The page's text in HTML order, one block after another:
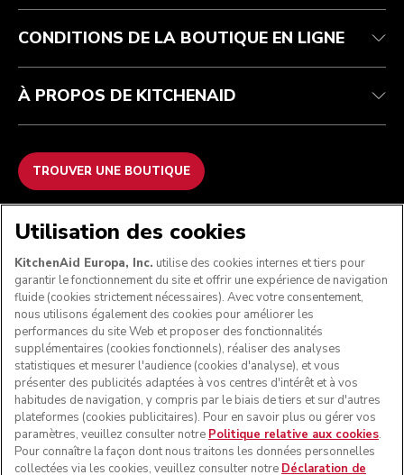
ODR
CONDITIONS DE LA BOUTIQUE EN LIGNE
À PROPOS DE KITCHENAID
TROUVER UNE BOUTIQUE
NOUS ACCEPTONS
SUIVEZ-NOUS
Utilisation des cookies
KitchenAid Europa, Inc. utilise des cookies internes et tiers pour
garantir le fonctionnement du site et offrir une expérience de navigation
fluide (cookies strictement nécessaires). Avec votre consentement,
nous utilisons également des cookies pour améliorer les
performances du site Web et proposer des fonctionnalités
supplémentaires (cookies fonctionnels), réaliser des analyses
statistiques et mesurer l'audience (cookies d'analyse), et vous
présenter des publicités adaptées à vos centres d'intérêt et à vos
habitudes de navigation, y compris par le biais de tiers et sur d'autres
plateformes (cookies publicitaires). Pour en savoir plus ou gérer vos
paramètres, veuillez consulter notre Politique relative aux cookies.
Pour connaître la façon dont nous traitons les données personnelles
collectées via les cookies, veuillez consulter notre Déclaration de